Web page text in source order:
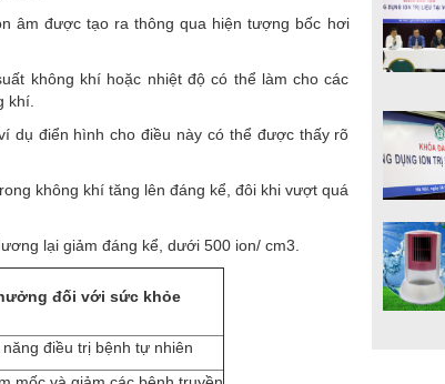
âm được tạo ra thông qua hiện tượng bốc hơi
không khí hoặc nhiệt độ có thể làm cho các
khí.
dụ điển hình cho điều này có thể được thấy rõ
không khí tăng lên đáng kể, đôi khi vượt quá
lại giảm đáng kể, dưới 500 ion/ cm3.
đối với sức khỏe
điều trị bệnh tự nhiên